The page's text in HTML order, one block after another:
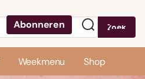
Abonneren Zoek
Weekmenu Shop